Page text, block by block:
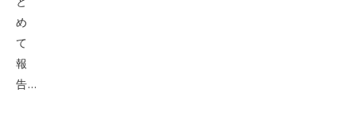
め
て
報
告…